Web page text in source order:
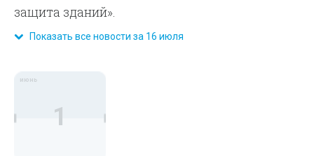
защита зданий».
Показать все новости за 16 июля
июнь
1